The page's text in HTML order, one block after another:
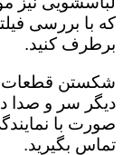
که با بررسی
برطرف کنید.
شکستن قطعات
دیگر سر و صدا
صورت با
تماس بگیرید.